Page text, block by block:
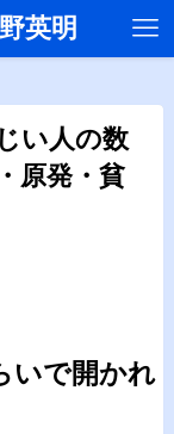
英明
い人の数
原発・貧
いで開かれ